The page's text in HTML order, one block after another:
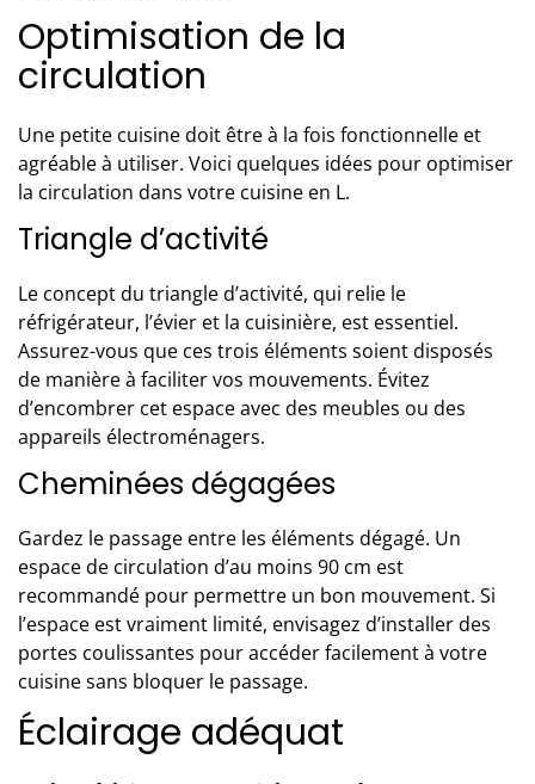
Optimisation de la
circulation
Une petite cuisine doit être à la fois fonctionnelle et
agréable à utiliser. Voici quelques idées pour optimiser
la circulation dans votre cuisine en L.
Triangle d’activité
Le concept du triangle d’activité, qui relie le
réfrigérateur, l’évier et la cuisinière, est essentiel.
Assurez-vous que ces trois éléments soient disposés
de manière à faciliter vos mouvements. Évitez
d’encombrer cet espace avec des meubles ou des
appareils électroménagers.
Cheminées dégagées
Gardez le passage entre les éléments dégagé. Un
espace de circulation d’au moins 90 cm est
recommandé pour permettre un bon mouvement. Si
l’espace est vraiment limité, envisagez d’installer des
portes coulissantes pour accéder facilement à votre
cuisine sans bloquer le passage.
Éclairage adéquat